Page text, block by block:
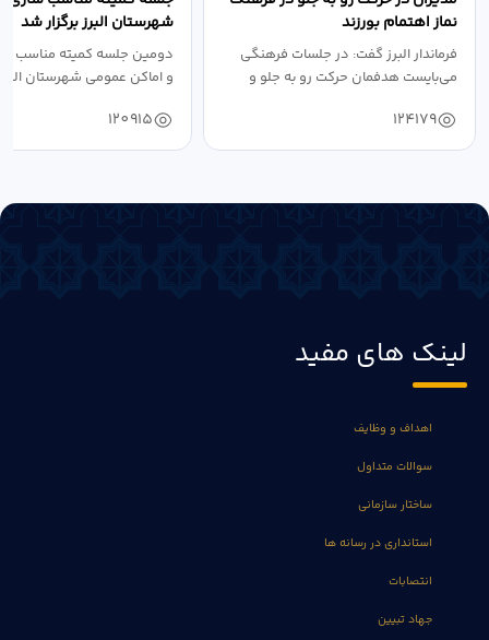
نماز اهتمام بورزند
فرماندار البرز گفت: در جلسات فرهنگی
می‌بایست هدفمان حرکت رو به جلو و
124179
شهرستان البرز برگزار شد
دومین جلسه کمیته مناسب
و اماکن عمومی شهرستان
120915
لینک های مفید
اهداف و وظایف
سوالات متداول
ساختار سازمانی
استانداری در رسانه ها
انتصابات
جهاد تبیین